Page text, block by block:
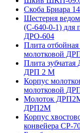
Скоба Бриара
Шестерня
(С-640-0-1) для
ДРО-604
Плита
молотковой
Плита
ДРП 2 М
Корпус
молотковой
Молоток
ДРП2М
Корпус
конвейера СР-